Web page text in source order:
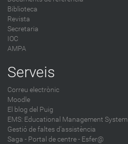
Biblioteca
Revista
Secretaria
IOC
AMPA
Serveis
Correu electrònic
Moodle
El blog del Puig
EMS: Educational Management System
Gestió de faltes d'assistència
Saga - Portal de centre - Esfer@